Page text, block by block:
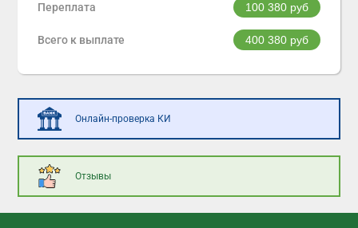
Переплата 100 380руб
Всего к выплате 400 380руб
Онлайн-проверка КИ
Отзывы